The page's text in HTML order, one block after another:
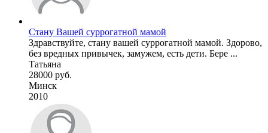
Стану Вашей суррогатной мамой
Здравствуйте, стану вашей суррогатной мамой. Здорово,
без вредных привычек, замужем, есть дети. Бере ...
Татьяна
28000 руб.
Минск
2010